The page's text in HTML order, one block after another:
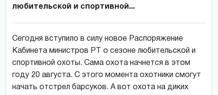
любительской и спортивной...
Сегодня вступило в силу новое Распоряжение
Кабинета министров РТ о сезоне любительской и
спортивной охоты. Сама охота начнется в этом
году 20 августа. С этого момента охотники смогут
начать отстрел барсуков. А вот охота на диких